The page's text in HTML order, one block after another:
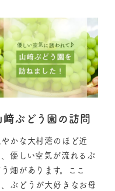
﨑ぶどう園の訪問
かな大村湾のほど近
、優しい空気が流れるぶ
う畑があります。ここ
、ぶどうが大好きなお母